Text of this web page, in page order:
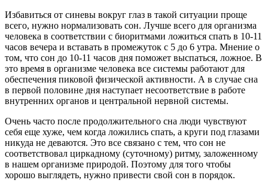
Избавиться от синевы вокруг глаз в такой ситуации проще
всего, нужно нормализовать сон. Лучше всего для организма
человека в соответствии с биоритмами ложиться спать в 10-11
часов вечера и вставать в промежуток с 5 до 6 утра. Мнение о
том, что сон до 10-11 часов дня поможет выспаться, ложное. В
это время в организме человека все системы работают для
обеспечения пиковой физической активности. А в случае сна
в первой половине дня наступает несоответствие в работе
внутренних органов и центральной нервной системы.
Очень часто после продолжительного сна люди чувствуют
себя еще хуже, чем когда ложились спать, а круги под глазами
никуда не деваются. Это все связано с тем, что сон не
соответствовал циркадному (суточному) ритму, заложенному
в нашем организме природой. Поэтому для того чтобы
хорошо выглядеть, нужно привести свой сон в порядок.